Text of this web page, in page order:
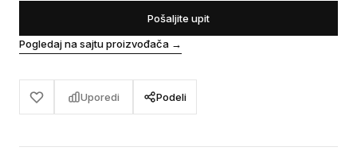
Pošaljite upit
Pogledaj na sajtu proizvođača →
Uporedi Podeli